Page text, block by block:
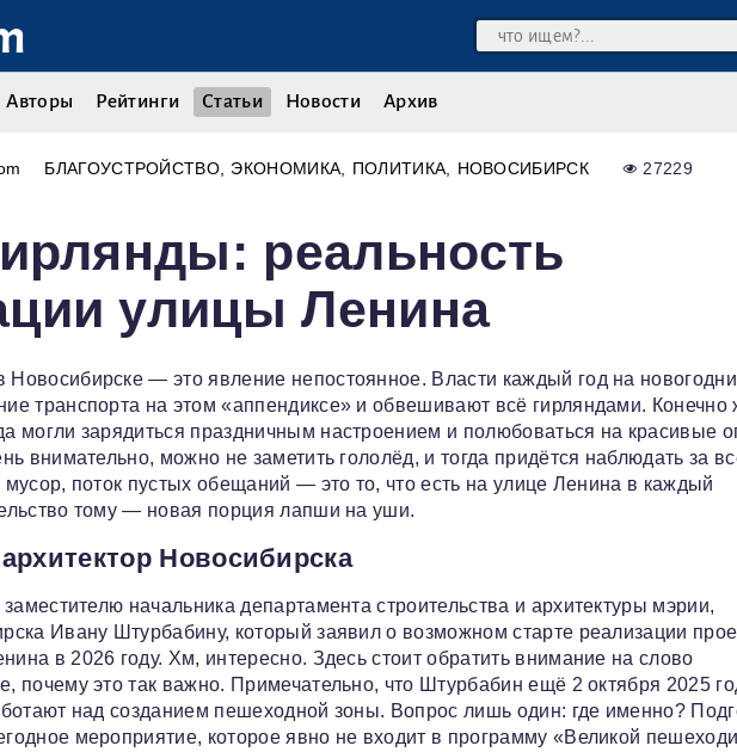
Авторы Рейтинги Статьи Новости Архив
БЛАГОУСТРОЙСТВО ЭКОНОМИКА ПОЛИТИКА НОВОСИБИРСК
27229
реальность
улицы Ленина
— это явление непостоянное. Власти каждый год на
транспорта на этом «аппендиксе» и обвешивают всё гирляндами. Конечно
могли зарядиться праздничным настроением и полюбоваться на красивые
внимательно, можно не заметить гололёд, и тогда придётся наблюдать за
поток пустых обещаний — это то, что есть на улице Ленина в каждый
тому — новая порция лапши на уши.
Новосибирска
начальника департамента строительства и архитектуры мэрии,
Ивану Штурбабину, который заявил о возможном старте реализации
в 2026 году. Хм, интересно. Здесь стоит обратить внимание на слово
почему это так важно. Примечательно, что Штурбабин ещё 2 октября 2025
над созданием пешеходной зоны. Вопрос лишь один: где именно?
мероприятие, которое явно не входит в программу «Великой